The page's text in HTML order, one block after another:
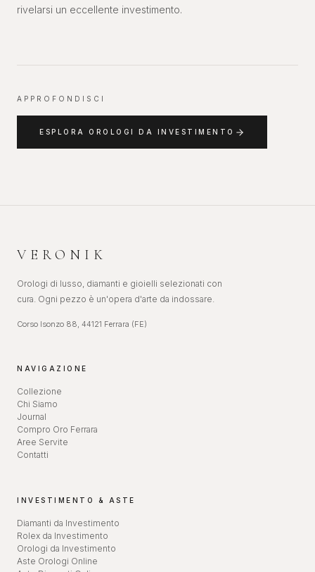
rivelarsi un eccellente investimento.
APPROFONDISCI
ESPLORA OROLOGI DA INVESTIMENTO
VERONIK
Orologi di lusso, diamanti e gioielli selezionati con
cura. Ogni pezzo è un'opera d'arte da indossare.
Corso Isonzo 88, 44121 Ferrara (FE)
NAVIGAZIONE
Collezione
Chi Siamo
Journal
Compro Oro Ferrara
Aree Servite
Contatti
INVESTIMENTO & ASTE
Diamanti da Investimento
Rolex da Investimento
Orologi da Investimento
Aste Orologi Online